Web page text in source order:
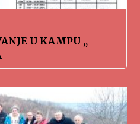
U KAMPU ,,